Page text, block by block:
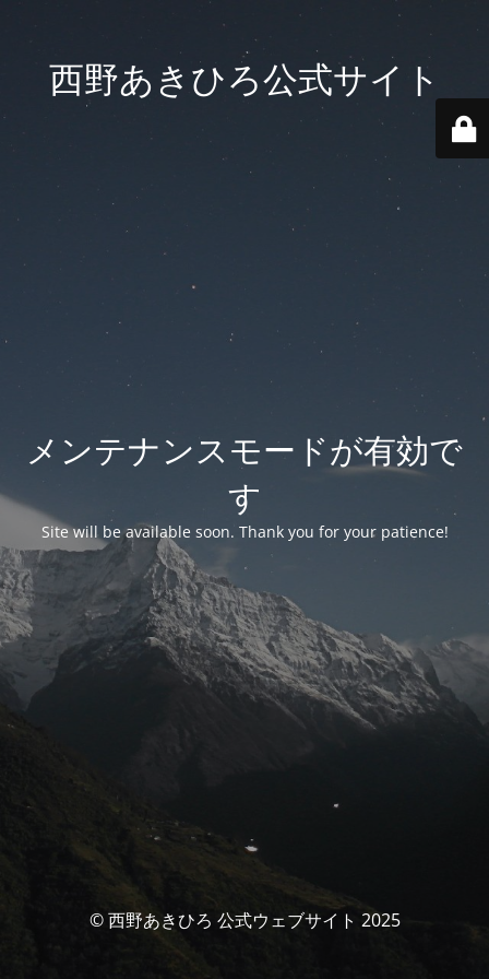
西野あきひろ公式サイト
メンテナンスモードが有効で
す
Site will be available soon. Thank you for your patience!
© 西野あきひろ 公式ウェブサイト 2025